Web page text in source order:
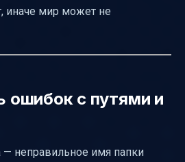
иначе мир может не
ошибок с путями и
— неправильное имя папки